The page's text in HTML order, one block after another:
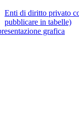
Enti di diritto privato
pubblicare in tabelle)
grafica